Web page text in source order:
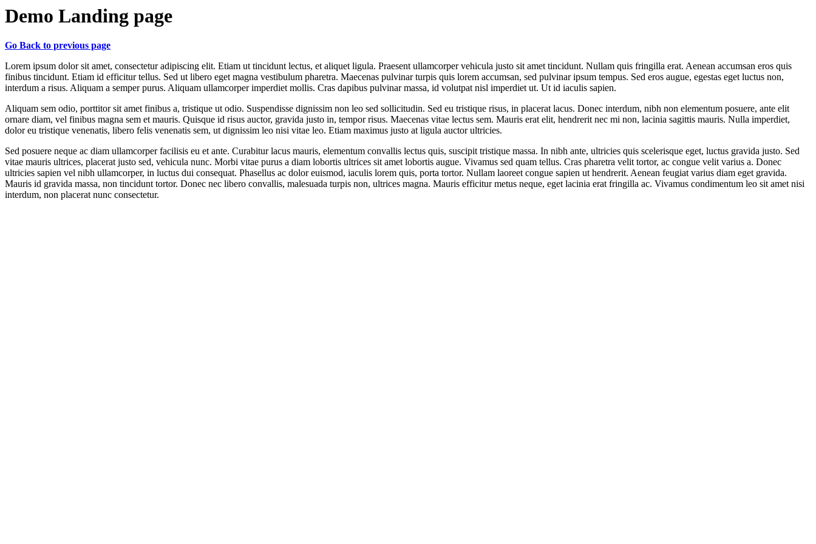
Demo Landing page
Go Back to previous page
Lorem ipsum dolor sit amet, consectetur adipiscing elit. Etiam ut tincidunt lectus, et aliquet ligula. Praesent ullamcorper vehicula justo sit amet tincidunt. Nullam quis fringilla erat. Aenean accumsan eros quis
finibus tincidunt. Etiam id efficitur tellus. Sed ut libero eget magna vestibulum pharetra. Maecenas pulvinar turpis quis lorem accumsan, sed pulvinar ipsum tempus. Sed eros augue, egestas eget luctus non,
interdum a risus. Aliquam a semper purus. Aliquam ullamcorper imperdiet mollis. Cras dapibus pulvinar massa, id volutpat nisl imperdiet ut. Ut id iaculis sapien.
Aliquam sem odio, porttitor sit amet finibus a, tristique ut odio. Suspendisse dignissim non leo sed sollicitudin. Sed eu tristique risus, in placerat lacus. Donec interdum, nibh non elementum posuere, ante elit
ornare diam, vel finibus magna sem et mauris. Quisque id risus auctor, gravida justo in, tempor risus. Maecenas vitae lectus sem. Mauris erat elit, hendrerit nec mi non, lacinia sagittis mauris. Nulla imperdiet,
dolor eu tristique venenatis, libero felis venenatis sem, ut dignissim leo nisi vitae leo. Etiam maximus justo at ligula auctor ultricies.
Sed posuere neque ac diam ullamcorper facilisis eu et ante. Curabitur lacus mauris, elementum convallis lectus quis, suscipit tristique massa. In nibh ante, ultricies quis scelerisque eget, luctus gravida justo. Sed
vitae mauris ultrices, placerat justo sed, vehicula nunc. Morbi vitae purus a diam lobortis ultrices sit amet lobortis augue. Vivamus sed quam tellus. Cras pharetra velit tortor, ac congue velit varius a. Donec
ultricies sapien vel nibh ullamcorper, in luctus dui consequat. Phasellus ac dolor euismod, iaculis lorem quis, porta tortor. Nullam laoreet congue sapien ut hendrerit. Aenean feugiat varius diam eget gravida.
Mauris id gravida massa, non tincidunt tortor. Donec nec libero convallis, malesuada turpis non, ultrices magna. Mauris efficitur metus neque, eget lacinia erat fringilla ac. Vivamus condimentum leo sit amet nisi
interdum, non placerat nunc consectetur.